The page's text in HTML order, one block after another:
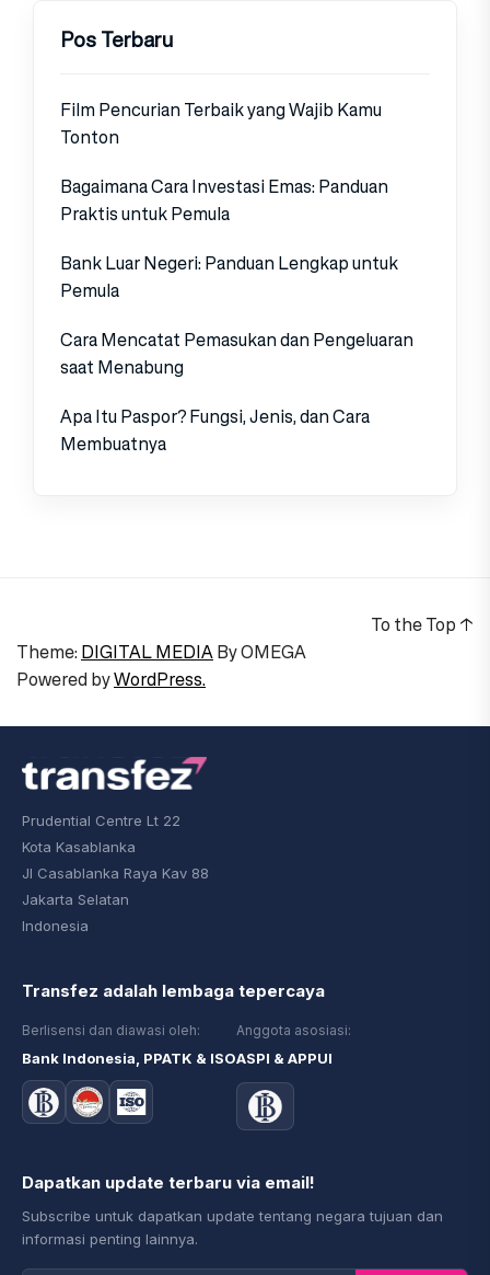
Pos Terbaru
Film Pencurian Terbaik yang Wajib Kamu
Tonton
Bagaimana Cara Investasi Emas: Panduan
Praktis untuk Pemula
Bank Luar Negeri: Panduan Lengkap untuk
Pemula
Cara Mencatat Pemasukan dan Pengeluaran
saat Menabung
Apa Itu Paspor? Fungsi, Jenis, dan Cara
Membuatnya
Theme: DIGITAL MEDIAByOMEGA
Powered byWordPress.
To the Top ↑
Prudential Centre Lt 22
Kota Kasablanka
Jl Casablanka Raya Kav 88
Jakarta Selatan
Indonesia
Transfez adalah lembaga tepercaya
Berlisensi dan diawasi oleh:
Bank Indonesia, PPATK & ISO
Anggota asosiasi:
ASPI & APPUI
Dapatkan update terbaru via email!
Subscribe untuk dapatkan update tentang negara tujuan dan
informasi penting lainnya.